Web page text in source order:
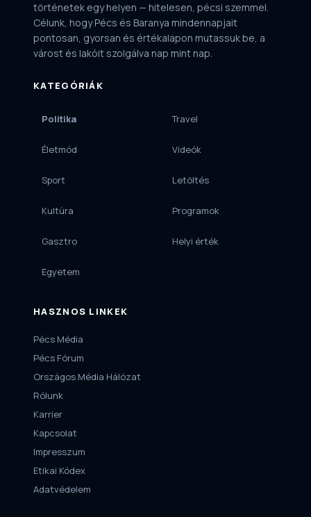
történetek egy helyen — hitelesen, pécsi szemmel.
Célunk, hogy Pécs és Baranya mindennapjait
pontosan, gyorsan és értékalapon mutassuk be, a
várost és lakóit szolgálva nap mint nap.
KATEGÓRIÁK
Politika
Életmód
Sport
Kultúra
Gasztro
Egyetem
Travel
Videók
Letöltés
Programok
Helyi érték
HASZNOS LINKEK
Pécs Média
Pécs Fórum
Országos Média Hálózat
Rólunk
Karrier
Kapcsolat
Impresszum
Etikai Kódex
Adatvédelem